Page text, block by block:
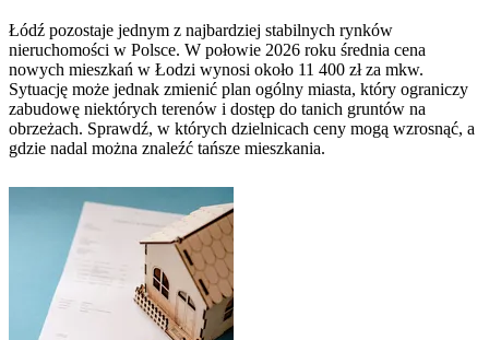
Łódź pozostaje jednym z najbardziej stabilnych rynków
nieruchomości w Polsce. W połowie 2026 roku średnia cena
nowych mieszkań w Łodzi wynosi około 11 400 zł za mkw.
Sytuację może jednak zmienić plan ogólny miasta, który ograniczy
zabudowę niektórych terenów i dostęp do tanich gruntów na
obrzeżach. Sprawdź, w których dzielnicach ceny mogą wzrosnąć, a
gdzie nadal można znaleźć tańsze mieszkania.